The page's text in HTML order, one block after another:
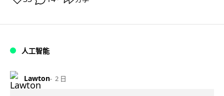
人工智能
Lawton 2 日